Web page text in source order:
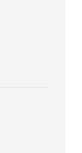
"jij gaat
heeft